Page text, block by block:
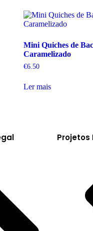
Mini Quiches de
Caramelizado
€6.50
Ler mais
Projetos